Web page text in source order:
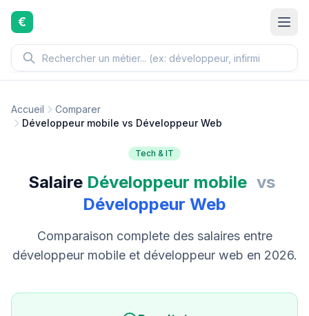
Aller au contenu principal
€
Accueil
Comparer
Développeur mobile vs Développeur Web
Tech & IT
Salaire Développeur mobile vs
Développeur Web
Comparaison complete des salaires entre
développeur mobile et développeur web en 2026.